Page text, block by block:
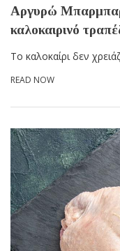
Αργυρώ
καλοκαιρινό
Το καλοκαίρι δεν
READ NOW